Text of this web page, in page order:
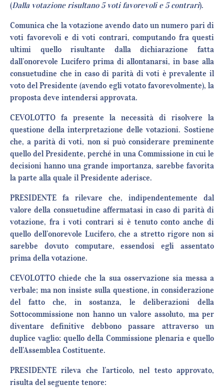
(Dalla votazione risultano 5 voti favorevoli e 5 contrari).
Comunica che la votazione avendo dato un numero pari di
voti favorevoli e di voti contrari, computando fra questi
ultimi quello risultante dalla dichiarazione fatta
dall’onorevole Lucifero prima di allontanarsi, in base alla
consuetudine che in caso di parità di voti è prevalente il
voto del Presidente (avendo egli votato favorevolmente), la
proposta deve intendersi approvata.
CEVOLOTTO fa presente la necessità di risolvere la
questione della interpretazione delle votazioni. Sostiene
che, a parità di voti, non si può considerare preminente
quello del Presidente, perché in una Commissione in cui le
decisioni hanno una grande importanza, sarebbe favorita
la parte alla quale il Presidente aderisce.
PRESIDENTE fa rilevare che, indipendentemente dal
valore della consuetudine affermatasi in caso di parità di
votazione, fra i voti contrari si è tenuto conto anche di
quello dell’onorevole Lucifero, che a stretto rigore non si
sarebbe dovuto computare, essendosi egli assentato
prima della votazione.
CEVOLOTTO chiede che la sua osservazione sia messa a
verbale; ma non insiste sulla questione, in considerazione
del fatto che, in sostanza, le deliberazioni della
Sottocommissione non hanno un valore assoluto, ma per
diventare definitive debbono passare attraverso un
duplice vaglio: quello della Commissione plenaria e quello
dell’Assemblea Costituente.
PRESIDENTE rileva che l’articolo, nel testo approvato,
risulta del seguente tenore: